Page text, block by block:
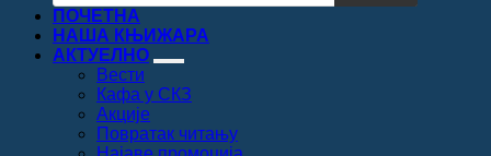
ПОЧЕТНА
НАША КЊИЖАРА
АКТУЕЛНО
Вести
Кафа у СКЗ
Акције
Повратак читању